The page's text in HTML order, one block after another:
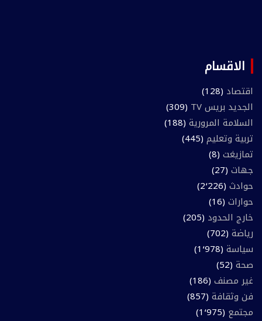
الاقسام
اقتصاد (128)
الجديد بريس TV
(309)
السلامة المرورية (188)
تربية وتعليم (445)
تمازيغت (8)
جهات (27)
حوادث (2٬226)
حوارات (16)
خارج الحدود (205)
رياضة (702)
سياسة (1٬978)
صحة (52)
غير مصنف (186)
فن وثقافة (857)
مجتمع (1٬975)